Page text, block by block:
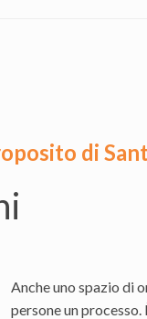
di
Anche uno spazio di
persone un